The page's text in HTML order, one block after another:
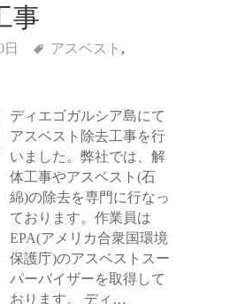
事
アスベスト ,
ディエゴガルシア島にて
アスベスト除去工事を行
いました。弊社では、解
体工事やアスベスト(石
綿)の除去を専門に行なっ
ております。作業員は
EPA(アメリカ合衆国環境
保護庁)のアスベストスー
パーバイザーを取得して
おります。 ディ…